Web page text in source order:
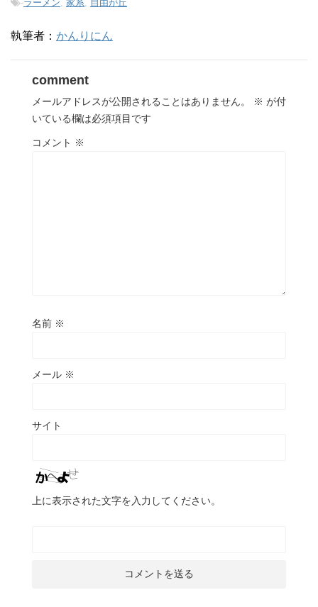
-ラーメン 家系 自由が丘
執筆者： かんりにん
comment
メールアドレスが公開されることはありません。 ※ が付
いている欄は必須項目です
コメント ※
名前 ※
メール ※
サイト
上に表示された文字を入力してください。